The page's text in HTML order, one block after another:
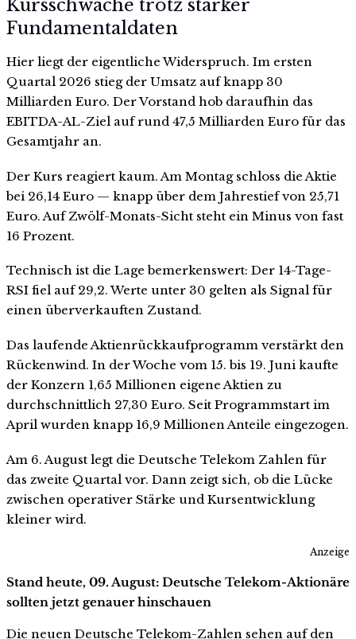
Kursschwäche trotz starker
Fundamentaldaten
Hier liegt der eigentliche Widerspruch. Im ersten
Quartal 2026 stieg der Umsatz auf knapp 30
Milliarden Euro. Der Vorstand hob daraufhin das
EBITDA-AL-Ziel auf rund 47,5 Milliarden Euro für das
Gesamtjahr an.
Der Kurs reagiert kaum. Am Montag schloss die Aktie
bei 26,14 Euro — knapp über dem Jahrestief von 25,71
Euro. Auf Zwölf-Monats-Sicht steht ein Minus von fast
16 Prozent.
Technisch ist die Lage bemerkenswert: Der 14-Tage-
RSI fiel auf 29,2. Werte unter 30 gelten als Signal für
einen überverkauften Zustand.
Das laufende Aktienrückkaufprogramm verstärkt den
Rückenwind. In der Woche vom 15. bis 19. Juni kaufte
der Konzern 1,65 Millionen eigene Aktien zu
durchschnittlich 27,30 Euro. Seit Programmstart im
April wurden knapp 16,9 Millionen Anteile eingezogen.
Am 6. August legt die Deutsche Telekom Zahlen für
das zweite Quartal vor. Dann zeigt sich, ob die Lücke
zwischen operativer Stärke und Kursentwicklung
kleiner wird.
Anzeige
Stand heute, 09. August: Deutsche Telekom-Aktionäre
sollten jetzt genauer hinschauen
Die neuen Deutsche Telekom-Zahlen sehen auf den